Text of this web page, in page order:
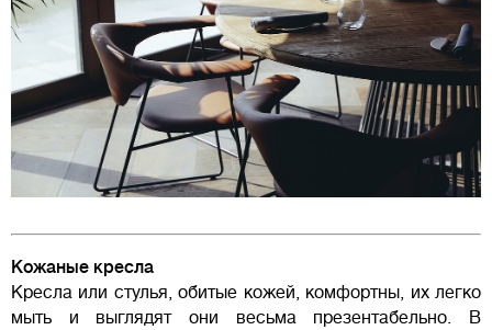
Кожаные кресла
Кресла или стулья, обитые кожей, комфортны, их легко
мыть и выглядят они весьма презентабельно. В